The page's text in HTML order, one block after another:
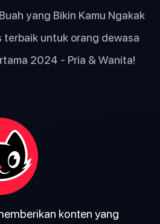
yang Bikin Kamu Ngakak
terbaik untuk orang dewasa
2024 - Pria & Wanita!
konten yang